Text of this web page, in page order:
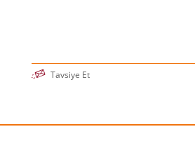
Tavsiye Et